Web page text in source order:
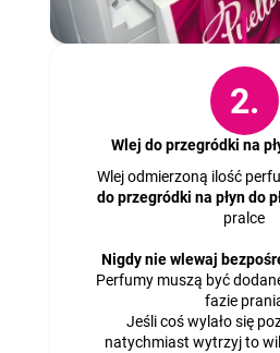
2.
Wlej do przegródki na
Wlej odmierzoną ilość
do przegródki na płyn do
pralce
Nigdy nie wlewaj
Perfumy muszą być
fazie
Jeśli coś wylało się
natychmiast wytrzyj to